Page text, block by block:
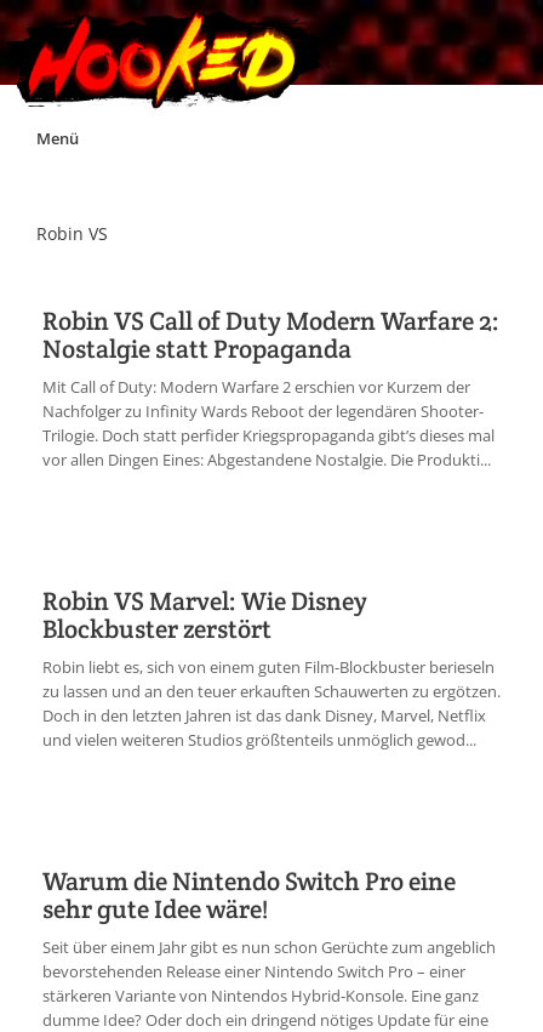
Skip
Menü
Impressum
Jobs
Robin VS
Robin VS Call of Duty Modern Warfare 2:
Nostalgie statt Propaganda
Mit Call of Duty: Modern Warfare 2 erschien vor Kurzem der
Nachfolger zu Infinity Wards Reboot der legendären Shooter-
Trilogie. Doch statt perfider Kriegspropaganda gibt’s dieses mal
vor allen Dingen Eines: Abgestandene Nostalgie. Die Produkti...
Robin VS Marvel: Wie Disney
Blockbuster zerstört
Robin liebt es, sich von einem guten Film-Blockbuster berieseln
zu lassen und an den teuer erkauften Schauwerten zu ergötzen.
Doch in den letzten Jahren ist das dank Disney, Marvel, Netflix
und vielen weiteren Studios größtenteils unmöglich gewod...
Warum die Nintendo Switch Pro eine
sehr gute Idee wäre!
Seit über einem Jahr gibt es nun schon Gerüchte zum angeblich
bevorstehenden Release einer Nintendo Switch Pro – einer
stärkeren Variante von Nintendos Hybrid-Konsole. Eine ganz
dumme Idee? Oder doch ein dringend nötiges Update für eine